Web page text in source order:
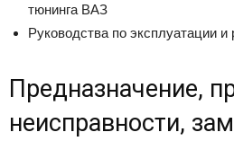
тюнинга ВАЗ
Руководства по эксплуатации и
Предназначение,
неисправности,